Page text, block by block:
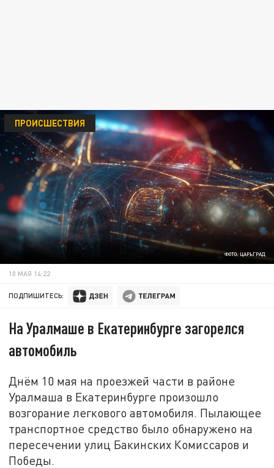
ФОТО: ЦАРЬГРАД
ПРОИСШЕСТВИЯ
10 МАЯ 14:22
ПОДПИШИТЕСЬ:
На Уралмаше в Екатеринбурге загорелся
автомобиль
Днём 10 мая на проезжей части в районе
Уралмаша в Екатеринбурге произошло
возгорание легкового автомобиля. Пылающее
транспортное средство было обнаружено на
пересечении улиц Бакинских Комиссаров и
Победы.